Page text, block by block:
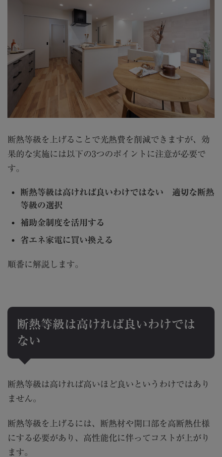
断熱等級を上げることで光熱費を削減できますが、効
果的な実施には以下の3つのポイントに注意が必要で
す。
断熱等級は高ければ良いわけではない 適切な断熱
等級の選択
補助金制度を活用する
省エネ家電に買い換える
順番に解説します。
断熱等級は高ければ良いわけでは
ない
断熱等級は高ければ高いほど良いというわけではあり
ません。
断熱等級を上げるには、断熱材や開口部を高断熱仕様
にする必要があり、高性能化に伴ってコストが上がり
ます。